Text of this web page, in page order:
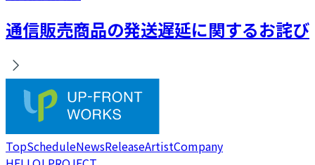
通信販売商品の発送遅延に関するお詫び
TopScheduleNewsReleaseArtistCompany